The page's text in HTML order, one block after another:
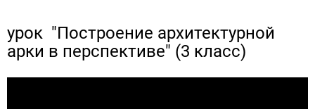
урок "Построение архитектурной
арки в перспективе" (3 класс)